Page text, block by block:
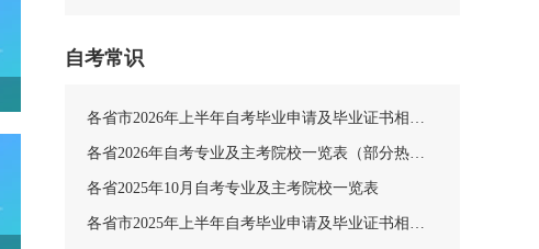
自考常识
各省市2026年上半年自考毕业申请及毕业证书相关安排汇总
各省2026年自考专业及主考院校一览表（部分热门专业）
各省2025年10月自考专业及主考院校一览表
各省市2025年上半年自考毕业申请及毕业证书相关安排汇总